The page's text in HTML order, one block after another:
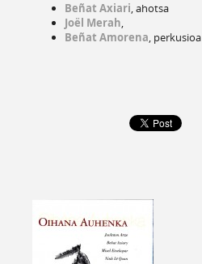
Beñat Axiari, ahotsa
Joël Merah,
Beñat Amorena, perkusioa